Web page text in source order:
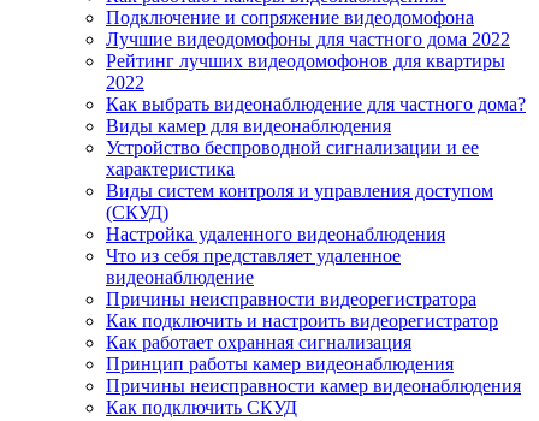
Подключение и сопряжение видеодомофона
Лучшие видеодомофоны для частного дома 2022
Рейтинг лучших видеодомофонов для квартиры
2022
Как выбрать видеонаблюдение для частного дома?
Виды камер для видеонаблюдения
Устройство беспроводной сигнализации и ее
характеристика
Виды систем контроля и управления доступом
(СКУД)
Настройка удаленного видеонаблюдения
Что из себя представляет удаленное
видеонаблюдение
Причины неисправности видеорегистратора
Как подключить и настроить видеорегистратор
Как работает охранная сигнализация
Принцип работы камер видеонаблюдения
Причины неисправности камер видеонаблюдения
Как подключить СКУД